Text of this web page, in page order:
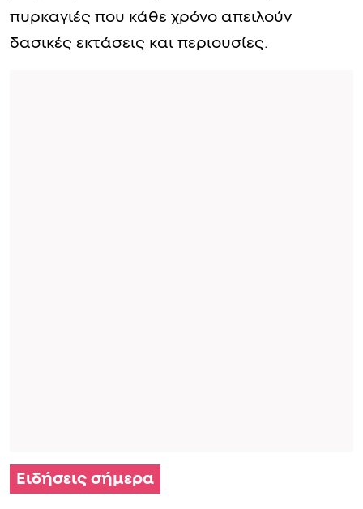
πυρκαγιές που κάθε χρόνο απειλούν
δασικές εκτάσεις και περιουσίες.
Ειδήσεις σήμερα